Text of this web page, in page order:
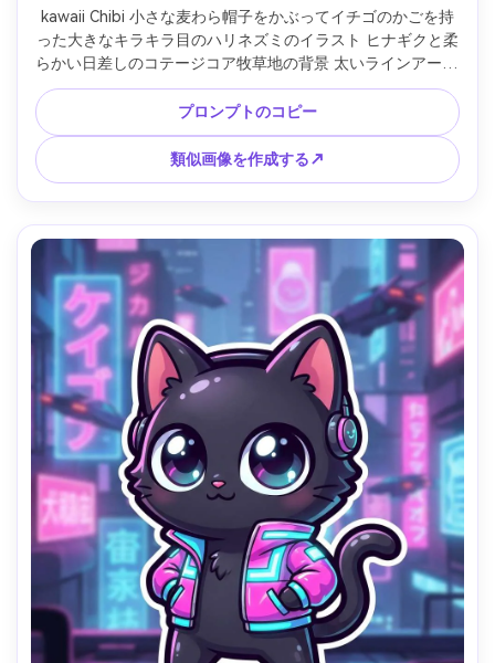
kawaii Chibi 小さな麦わら帽子をかぶってイチゴのかごを持
った大きなキラキラ目のハリネズミのイラスト ヒナギクと柔
らかい日差しのコテージコア牧草地の背景 太いラインアート
暖かいパステルカラー 優しいシェーディング 健康的な居心
地の良い雰囲気 すっきりとしたセンター構図 愛らしいマス
コットイラスト 85mmレンズ 被写界深度浅い --ar 4:5
プロンプトのコピー
類似画像を作成する↗